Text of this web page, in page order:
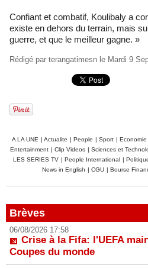
Confiant et combatif, Koulibaly a
existe en dehors du terrain, mais
guerre, et que le meilleur gagne. »
Rédigé par terangatimesn le Mardi 9
A LA UNE | Actualite | People | Sport | Economie
Entertainment | Clip Videos | Sciences et
LES SERIES TV | People International |
News in English | CGU | Bourse
Brèves
06/08/2026 17:58
Crise à la Fifa: l'UEFA
Coupes du monde